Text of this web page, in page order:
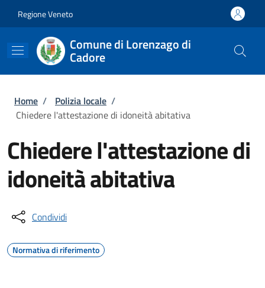
Regione Veneto
Comune di Lorenzago di
Cadore
Briciole di pane
Home / Polizia locale /
Chiedere l'attestazione di idoneità abitativa
Chiedere l'attestazione di
idoneità abitativa
Condividi
Normativa di riferimento